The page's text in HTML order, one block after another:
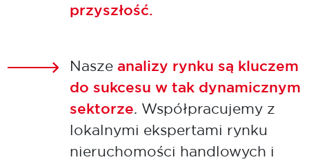
przyszłość.
Nasze analizy rynku są kluczem
do sukcesu w tak dynamicznym
sektorze. Współpracujemy z
lokalnymi ekspertami rynku
nieruchomości handlowych i